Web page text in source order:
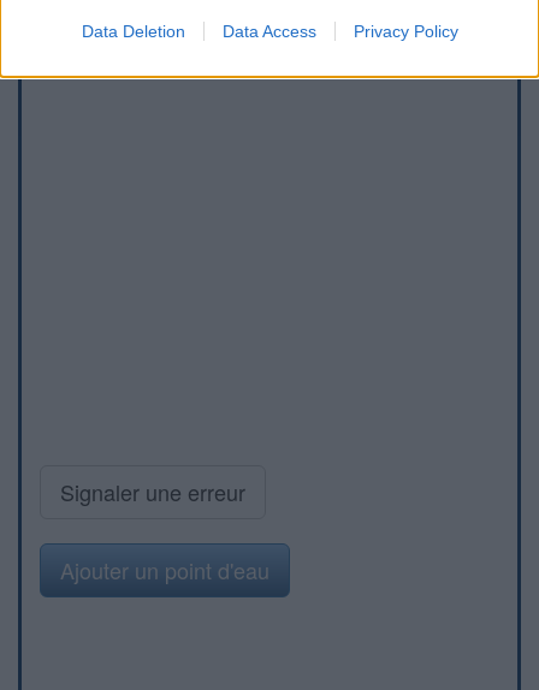
Data Deletion Data Access Privacy Policy
Signaler une erreur
Ajouter un point d'eau